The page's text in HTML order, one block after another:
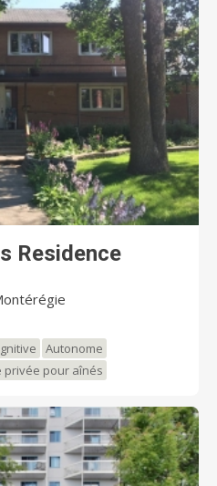
Residence
Autonome
privée pour aînés